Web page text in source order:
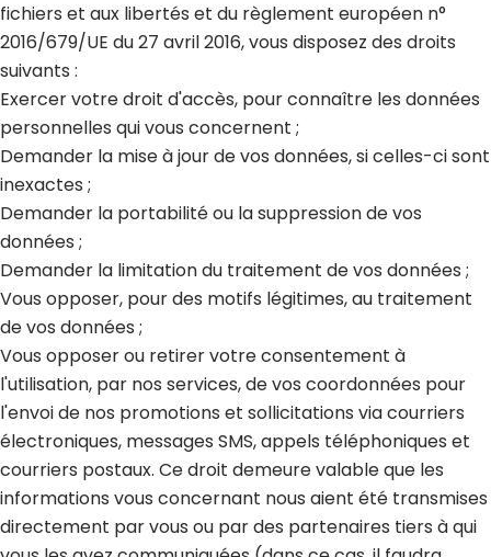
fichiers et aux libertés et du règlement européen n°
2016/679/UE du 27 avril 2016, vous disposez des droits
suivants :
Exercer votre droit d'accès, pour connaître les données
personnelles qui vous concernent ;
Demander la mise à jour de vos données, si celles-ci sont
inexactes ;
Demander la portabilité ou la suppression de vos
données ;
Demander la limitation du traitement de vos données ;
Vous opposer, pour des motifs légitimes, au traitement
de vos données ;
Vous opposer ou retirer votre consentement à
l'utilisation, par nos services, de vos coordonnées pour
l'envoi de nos promotions et sollicitations via courriers
électroniques, messages SMS, appels téléphoniques et
courriers postaux. Ce droit demeure valable que les
informations vous concernant nous aient été transmises
directement par vous ou par des partenaires tiers à qui